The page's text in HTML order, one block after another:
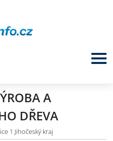
A
DŘEVA
1 Jihočeský kraj